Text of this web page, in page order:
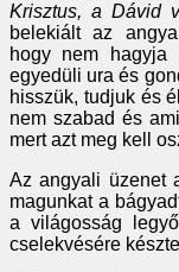
Krisztus, a Dávid
belekiált az
hogy nem
egyedüli ura és
hisszük, tudjuk és
nem szabad és
mert azt meg kell
Az angyali üzenet
magunkat a
a világosság
cselekvésére